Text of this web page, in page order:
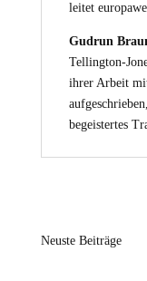
leitet
Gudrun
Tellington-
ihrer Arbeit
begeistertes
Neuste Beiträge